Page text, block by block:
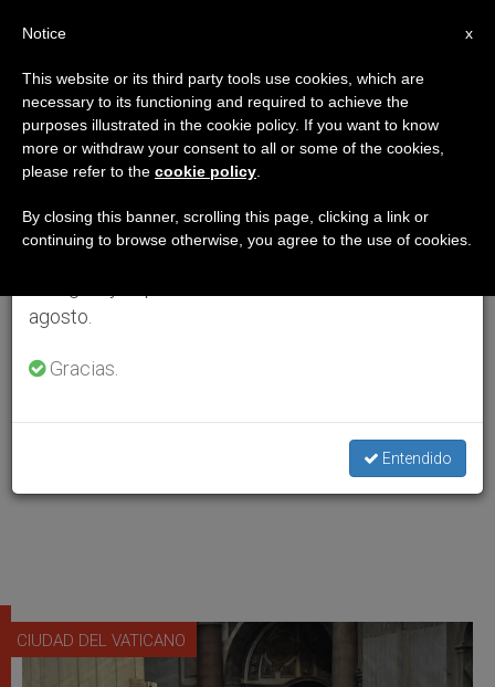
CIUDAD DEL VATICANO
×
Aviso importante
Del 27 de julio al 7 de agosto haremos la pausa
anual, aprovechando que en el periodo de verano
se generan menos informaciones y también el
agosto.
Gracias.
Entendido
x
Notice
This website or its third party tools use cookies, which are
necessary to its functioning and required to achieve the
purposes illustrated in the cookie policy. If you want to know
more or withdraw your consent to all or some of the cookies,
please refer to the cookie policy
By closing this banner, scrolling this page, clicking a link or
continuing to browse otherwise, you agree to the use of cookies.